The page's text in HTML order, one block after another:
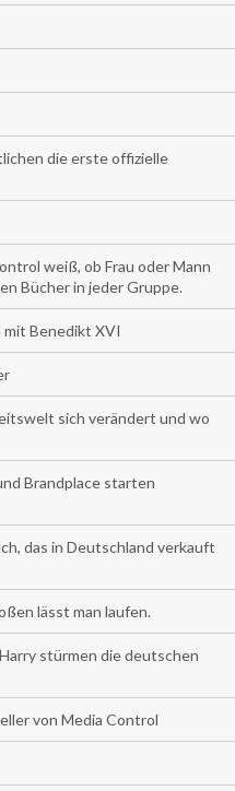
die erste offizielle
weiß, ob Frau oder Mann
Bücher in jeder Gruppe.
mit Benedikt XVI
sich verändert und wo
Brandplace starten
das in Deutschland verkauft
lässt man laufen.
stürmen die deutschen
von Media Control